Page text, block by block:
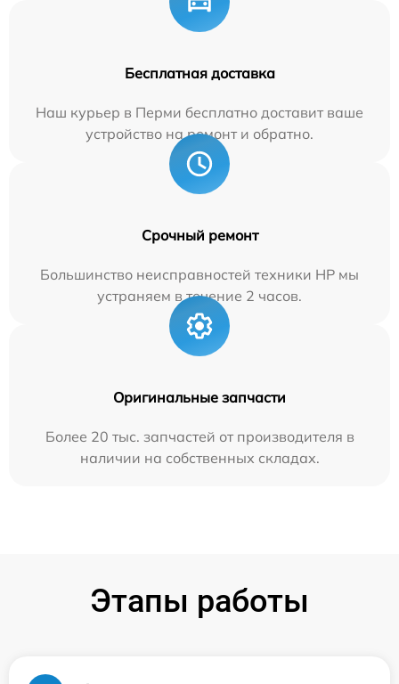
Бесплатная доставка
Наш курьер в Перми бесплатно доставит ваше
устройство на ремонт и обратно.
Срочный ремонт
Большинство неисправностей техники HP мы
устраняем в течение 2 часов.
Оригинальные запчасти
Более 20 тыс. запчастей от производителя в
наличии на собственных складах.
Этапы работы